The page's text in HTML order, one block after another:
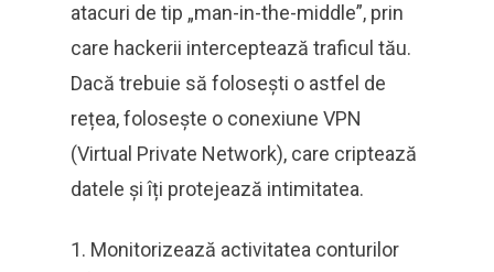
atacuri de tip „man-in-the-middle”, prin
care hackerii interceptează traficul tău.
Dacă trebuie să folosești o astfel de
rețea, folosește o conexiune VPN
(Virtual Private Network), care criptează
datele și îți protejează intimitatea.
Monitorizează activitatea conturilor